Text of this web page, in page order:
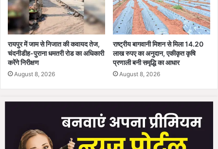
दो
ह
रा
ई
बं
द
;
क
ई
इ
ला
कों
में
रायपुर में जाम से निजात की कवायद तेज,
चंदनीडीह-पुराना धमतरी रोड का अधिकारी
करेंगे निरीक्षण
August 8, 2026
राष्ट्रीय बागवानी मिशन से मिला 14.20
लाख रुपए का अनुदान, एकीकृत कृषि
प्रणाली बनी समृद्धि का आधार
August 8, 2026